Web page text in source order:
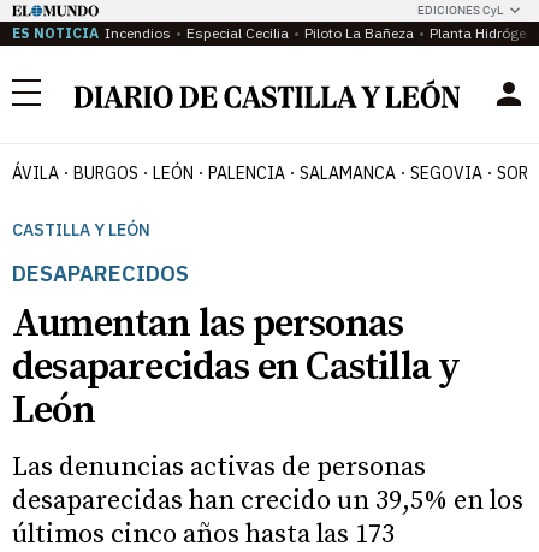
EDICIONES CyL
ES NOTICIA Incendios Especial Cecilia Piloto La Bañeza Planta
Menú
ÁVILA BURGOS LEÓN PALENCIA SALAMANCA SEGOVIA
CASTILLA Y LEÓN
DESAPARECIDOS
Aumentan las personas
desaparecidas en Castilla y
León
Las denuncias activas de personas
desaparecidas han crecido un 39,5% en los
últimos cinco años hasta las 173